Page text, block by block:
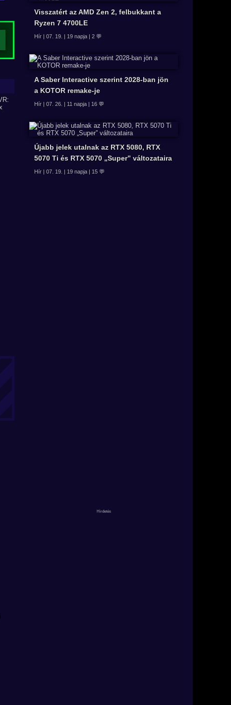
Visszatért az AMD Zen 2, felbukkant a
Ryzen 7 4700LE
Hír | 07. 19. | 19 napja | 2 💬
A Saber Interactive szerint 2028-ban jön
a KOTOR remake-je
Hír | 07. 26. | 11 napja | 16 💬
Újabb jelek utalnak az RTX 5080, RTX
5070 Ti és RTX 5070 „Super” változataira
Hír | 07. 19. | 19 napja | 15 💬